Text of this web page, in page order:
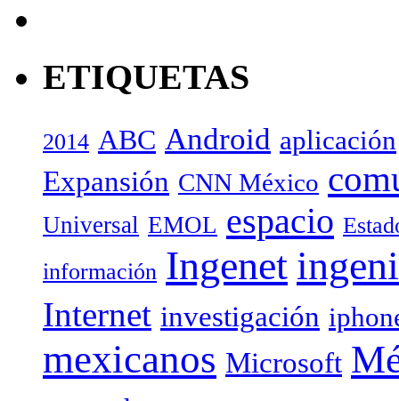
ETIQUETAS
2014 ABC Android aplicación
Expansión CNN México
Universal EMOL espacio
información Ingenet
Internet investigación
mexicanos Microsoft